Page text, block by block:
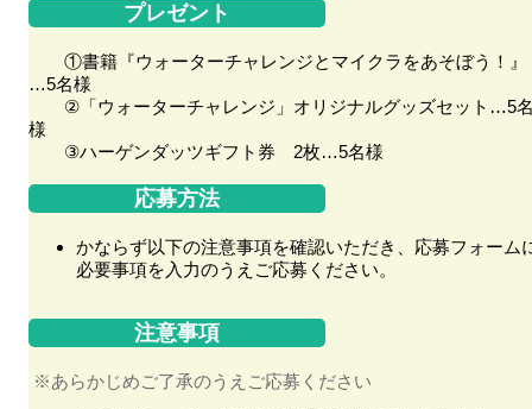
プレゼント
①書籍『ウォーターチャレンジとマイクラをあそぼう！』
…5名様
②「ウォーターチャレンジ」オリジナルグッズセット…5
様
③ハーゲンダッツギフト券 2枚…5名様
応募方法
かならず以下の注意事項を確認いただき、応募フォーム
必要事項を入力のうえご応募ください。
注意事項
※あらかじめご了承のうえご応募ください